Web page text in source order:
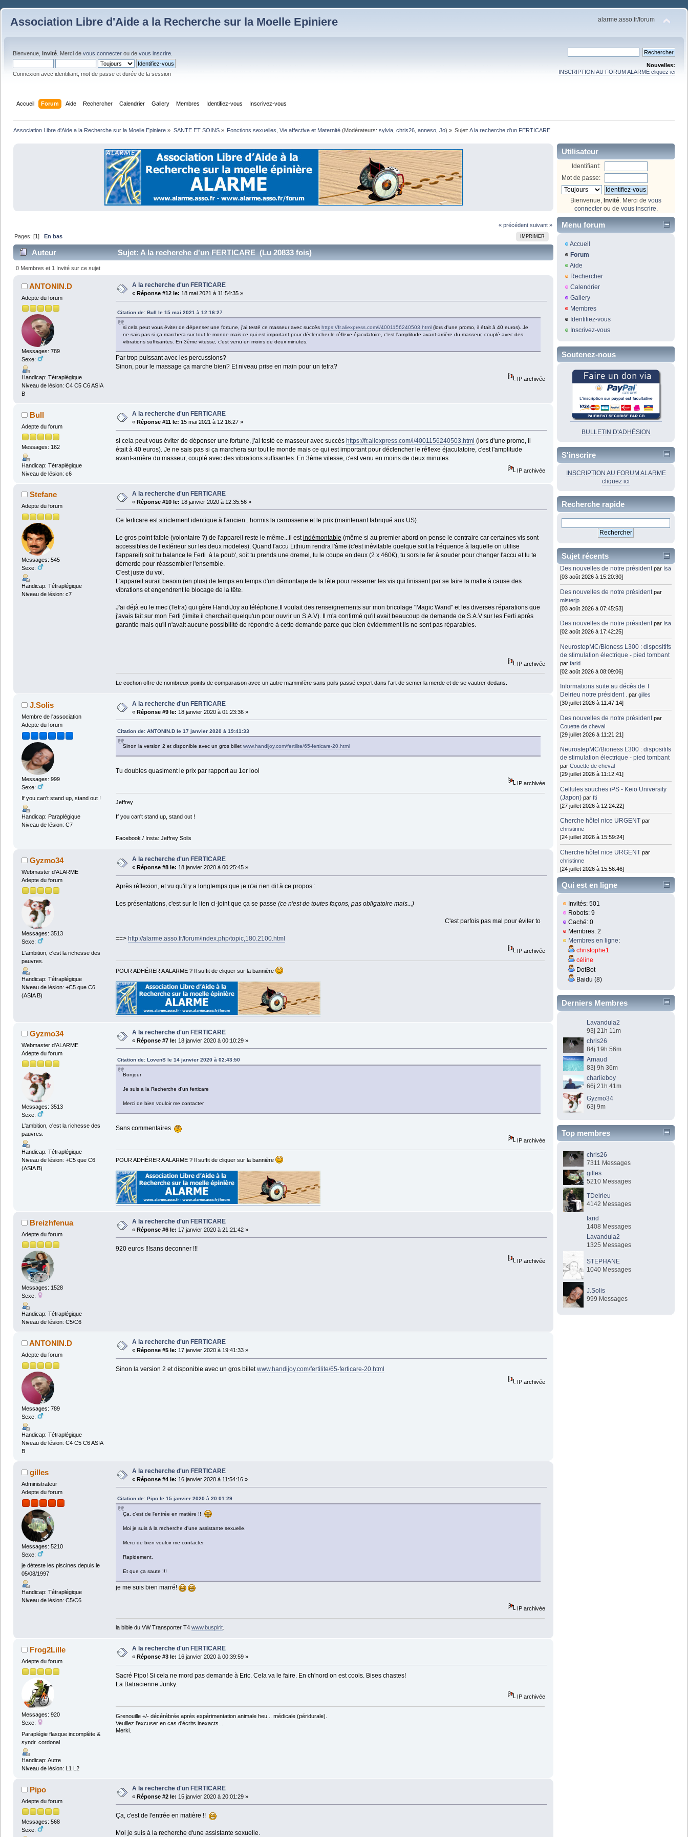
Association Libre d'Aide a la Recherche sur la Moelle Epiniere alarme.asso.fr/forum
Bienvenue, Invité . Merci de vous connecter ou de vous inscrire
Connexion avec identifiant, mot de passe et durée de la session
Nouvelles:
INSCRIPTION AU FORUM ALARME cliquez ici
Accueil Forum Aide Rechercher Calendrier Gallery Membres Identifiez-vous Inscrivez-vous
Association Libre d'Aide a la Recherche sur la Moelle Epiniere » SANTE ET SOINS» Fonctions sexuelles, Vie affective et Maternité(Modérateurs: sylvia, chris26, anneso, Jo) » Sujet:A la recherche d'un FERTICARE
« précédent suivant »
IMPRIMER
Pages: [1] En bas
Auteur Sujet: A la recherche d'un FERTICARE (Lu 20833 fois)
0 Membres et 1 Invité sur ce sujet
ANTONIN.D
Adepte du forum
Messages: 789
Sexe:
Handicap: Tétraplégique
Niveau de lésion: C4 C5 C6 ASIA
B
A la recherche d'un FERTICARE
« Réponse #12 le: 18 mai 2021 à 11:54:35 »
Citation de: Bull le 15 mai 2021 à 12:16:27
si cela peut vous éviter de dépenser une fortune, j'ai testé ce masseur avec succès https://fr.aliexpress.com/i/4001156240503.html(lors d'une promo, il était à 40 euros). Je
ne sais pas si ça marchera sur tout le monde mais ce qui est important pour déclencher le réflexe éjaculatoire, c'est l'amplitude avant-arrière du masseur, couplé avec des
vibrations suffisantes. En 3ème vitesse, c'est venu en moins de deux minutes.
Par trop puissant avec les percussions?
Sinon, pour le massage ça marche bien? Et niveau prise en main pour un tetra?
IP archivée
Bull
Adepte du forum
Messages: 162
Handicap: Tétraplégique
Niveau de lésion: c6
A la recherche d'un FERTICARE
« Réponse #11 le: 15 mai 2021 à 12:16:27 »
si cela peut vous éviter de dépenser une fortune, j'ai testé ce masseur avec succès https://fr.aliexpress.com/i/4001156240503.html (lors d'une promo, il
était à 40 euros). Je ne sais pas si ça marchera sur tout le monde mais ce qui est important pour déclencher le réflexe éjaculatoire, c'est l'amplitude
avant-arrière du masseur, couplé avec des vibrations suffisantes. En 3ème vitesse, c'est venu en moins de deux minutes.
IP archivée
Stefane
Adepte du forum
Messages: 545
Sexe:
Handicap: Tétraplégique
Niveau de lésion: c7
A la recherche d'un FERTICARE
« Réponse #10 le: 18 janvier 2020 à 12:35:56 »
Ce ferticare est strictement identique à l'ancien...hormis la carrosserie et le prix (maintenant fabriqué aux US).
Le gros point faible (volontaire ?) de l'appareil reste le même...il estindémontable (même si au premier abord on pense le contraire car certaines vis sont
accessibles de l’extérieur sur les deux modeles). Quand l'accu Lithium rendra l'âme (c'est inévitable quelque soit la fréquence à laquelle on utilise
l'appareil) soit tu balance le Ferti à la poub', soit tu prends une dremel, tu le coupe en deux (2 x 460€), tu sors le fer à souder pour changer l'accu et tu te
démerde pour réassembler l'ensemble.
C'est juste du vol.
L'appareil aurait besoin (en plus) de temps en temps d'un démontage de la tête pour resserrer les vis qui finissent par se faire la malle à cause des
vibrations et engendrent le blocage de la tête.
J'ai déjà eu le mec (Tetra) qui gère HandiJoy au téléphone.Il voulait des renseignements sur mon bricolage "Magic Wand" et les diverses réparations que
j'avais fait sur mon Ferti (limite il cherchait quelqu'un pour ouvrir un S.A.V). Il m'a confirmé qu'il avait beaucoup de demande de S.A.V sur les Ferti après
garantie mais qu'il n'avait aucune possibilité de répondre à cette demande parce que bien évidemment ils ne sont pas réparables.
IP archivée
Le cochon offre de nombreux points de comparaison avec un autre mammifère sans poils passé expert dans l'art de semer la merde et de se vautrer dedans.
J.Solis
Membre de l'association
Adepte du forum
Messages: 999
Sexe:
If you can't stand up, stand out !
Handicap: Paraplégique
Niveau de lésion: C7
A la recherche d'un FERTICARE
« Réponse #9 le: 18 janvier 2020 à 01:23:36 »
Citation de: ANTONIN.D le 17 janvier 2020 à 19:41:33
Sinon la version 2 et disponible avec un gros billet www.handijoy.com/fertilite/65-ferticare-20.html
Tu doubles quasiment le prix par rapport au 1er lool
IP archivée
Jeffrey
If you can't stand up, stand out !
Facebook / Insta: Jeffrey Solis
Gyzmo34
Webmaster d'ALARME
Adepte du forum
Messages: 3513
Sexe:
L'ambition, c'est la richesse des
pauvres.
Handicap: Tétraplégique
Niveau de lésion: +C5 que C6
(ASIA B)
A la recherche d'un FERTICARE
« Réponse #8 le: 18 janvier 2020 à 00:25:45 »
Après réflexion, et vu qu'il y a longtemps que je n'ai rien dit à ce propos :
Les présentations, c'est sur le lien ci-joint que ça se passe (ce n'est de toutes façons, pas obligatoire mais...)
C'est parfois pas mal pour éviter tout problèmes !!!!
==> http://alarme.asso.fr/forum/index.php/topic,180.2100.html
IP archivée
POUR ADHÉRER A ALARME ? Il suffit de cliquer sur la bannière
Gyzmo34
Webmaster d'ALARME
Adepte du forum
Messages: 3513
Sexe:
L'ambition, c'est la richesse des
pauvres.
Handicap: Tétraplégique
Niveau de lésion: +C5 que C6
(ASIA B)
A la recherche d'un FERTICARE
« Réponse #7 le: 18 janvier 2020 à 00:10:29 »
Citation de: LovenS le 14 janvier 2020 à 02:43:50
Bonjour
Je suis a la Recherche d'un ferticare
Merci de bien vouloir me contacter
Sans commentaires
IP archivée
POUR ADHÉRER A ALARME ? Il suffit de cliquer sur la bannière
Breizhfenua
Adepte du forum
Messages: 1528
Sexe:
Handicap: Tétraplégique
Niveau de lésion: C5/C6
A la recherche d'un FERTICARE
« Réponse #6 le: 17 janvier 2020 à 21:21:42 »
920 euros !!!sans deconner !!!
IP archivée
ANTONIN.D
Adepte du forum
Messages: 789
Sexe:
Handicap: Tétraplégique
Niveau de lésion: C4 C5 C6 ASIA
B
A la recherche d'un FERTICARE
« Réponse #5 le: 17 janvier 2020 à 19:41:33 »
Sinon la version 2 et disponible avec un gros billetwww.handijoy.com/fertilite/65-ferticare-20.html
IP archivée
gilles
Administrateur
Adepte du forum
Messages: 5210
Sexe:
je déteste les piscines depuis le
05/08/1997
Handicap: Tétraplégique
Niveau de lésion: C5/C6
A la recherche d'un FERTICARE
« Réponse #4 le: 16 janvier 2020 à 11:54:16 »
Citation de: Pipo le 15 janvier 2020 à 20:01:29
Ça, c'est de l'entrée en matière !!
Moi je suis à la recherche d'une assistante sexuelle.
Merci de bien vouloir me contacter.
Rapidement.
Et que ça saute !!!
je me suis bien marré!
IP archivée
la bible du VW Transporter T4 www.buspirit.
Frog2Lille
Adepte du forum
Messages: 920
Sexe:
Paraplégie flasque incomplète &
syndr. cordonal
Handicap: Autre
Niveau de lésion: L1 L2
A la recherche d'un FERTICARE
« Réponse #3 le: 16 janvier 2020 à 00:39:59 »
Sacré Pipo! Si cela ne mord pas demande à Eric. Cela va le faire. En ch'nord on est cools. Bises chastes!
La Batracienne Junky.
IP archivée
Grenouille +/- décérébrée après expérimentation animale heu... médicale (péridurale).
Veuillez l'excuser en cas d'écrits inexacts...
Merki.
Pipo
Adepte du forum
Messages: 568
Sexe:
A la recherche d'un FERTICARE
« Réponse #2 le: 15 janvier 2020 à 20:01:29 »
Ça, c'est de l'entrée en matière !!
Moi je suis à la recherche d'une assistante sexuelle.
Utilisateur
Identifiant:
Mot de passe:
Bienvenue, Invité . Merci de vous
connecterou de vous inscrire
Menu forum
Accueil
Forum
Aide
Rechercher
Calendrier
Gallery
Membres
Identifiez-vous
Inscrivez-vous
Soutenez-nous
BULLETIN D'ADHÉSION
S'inscrire
INSCRIPTION AU FORUM ALARME
cliquez ici
Recherche rapide
Sujet récents
Des nouvelles de notre président par Isa
[03 août 2026 à 15:20:30]
Des nouvelles de notre président par
misterjp
[03 août 2026 à 07:45:53]
Des nouvelles de notre président par Isa
[02 août 2026 à 17:42:25]
NeurostepMC/Bioness L300 : dispositifs
de stimulation électrique - pied tombant
parfarid
[02 août 2026 à 08:09:06]
Informations suite au décès de T
Delrieu notre président . pargilles
[30 juillet 2026 à 11:47:14]
Des nouvelles de notre président par
Couette de cheval
[29 juillet 2026 à 11:21:21]
NeurostepMC/Bioness L300 : dispositifs
de stimulation électrique - pied tombant
parCouette de cheval
[29 juillet 2026 à 11:12:41]
Cellules souches iPS - Keio University
(Japon) parfti
[27 juillet 2026 à 12:24:22]
Cherche hôtel nice URGENT par
christinne
[24 juillet 2026 à 15:59:24]
Cherche hôtel nice URGENT par
christinne
[24 juillet 2026 à 15:56:46]
Qui est en ligne
Invités: 501
Robots: 9
Caché: 0
Membres: 2
Membres en ligne:
christophe1
céline
DotBot
Baidu (8)
Derniers Membres
Lavandula2
93j 21h 11m
chris26
84j 19h 56m
Arnaud
83j 9h 36m
charlieboy
66j 21h 41m
Gyzmo34
63j 9m
Top membres
chris26
7311 Messages
gilles
5210 Messages
TDelrieu
4142 Messages
farid
1408 Messages
Lavandula2
1325 Messages
STEPHANE
1040 Messages
J.Solis
999 Messages